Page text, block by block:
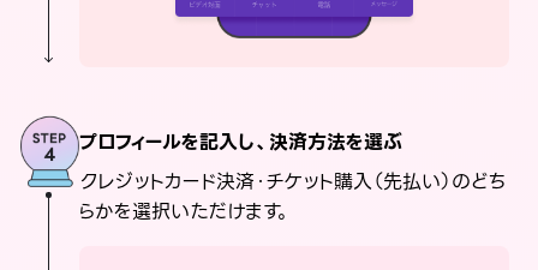
プロフィールを記入し、決済方法を選ぶ
クレジットカード決済・チケット購入（先払い）のどち
らかを選択いただけます。